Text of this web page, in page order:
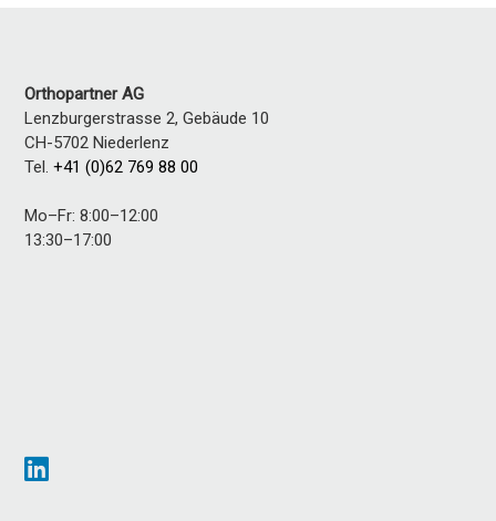
Orthopartner AG
Lenzburgerstrasse 2, Gebäude 10
CH-5702 Niederlenz
Tel.+41 (0)62 769 88 00
Mo–Fr: 8:00–12:00
13:30–17:00